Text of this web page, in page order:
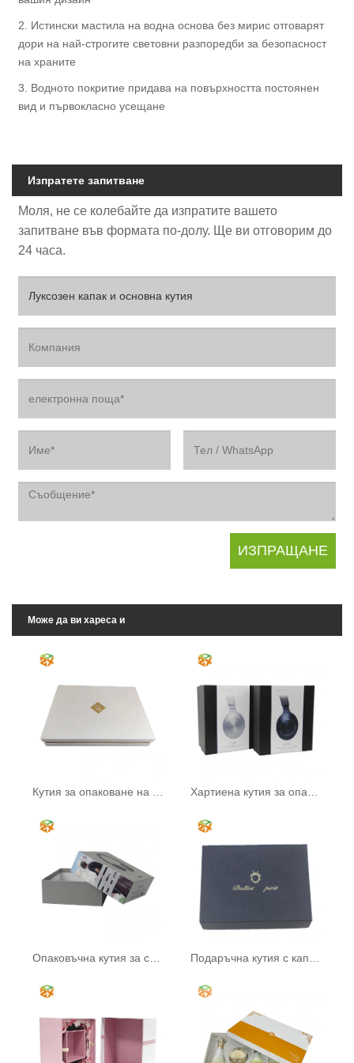
2. Истински мастила на водна основа без мирис отговарят
дори на най-строгите световни разпоредби за безопасност
на храните
3. Водното покритие придава на повърхността постоянен
вид и първокласно усещане
Изпратете запитване
Моля, не се колебайте да изпратите вашето
запитване във формата по-долу. Ще ви отговорим до
24 часа.
Може да ви хареса и
Опаковъчна кутия за слушалки